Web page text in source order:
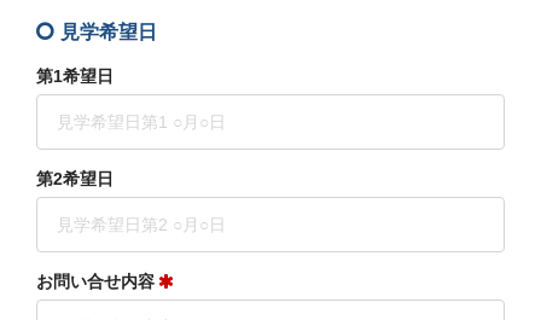
見学希望日
第1希望日
第2希望日
お問い合せ内容